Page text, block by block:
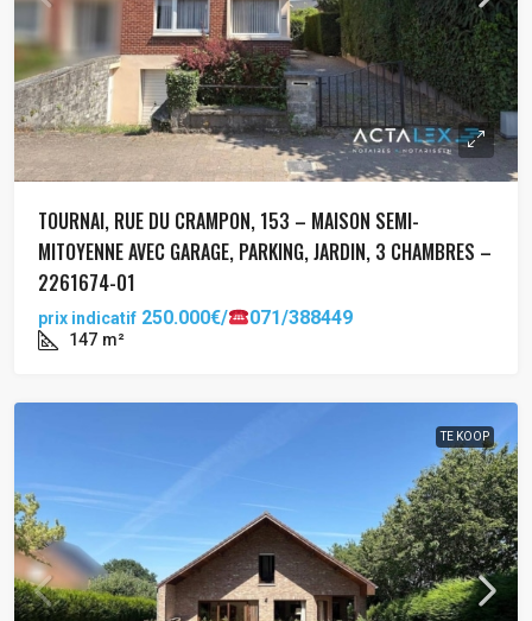
TOURNAI, RUE DU CRAMPON, 153 – MAISON SEMI-
MITOYENNE AVEC GARAGE, PARKING, JARDIN, 3 CHAMBRES –
2261674-01
prix indicatif 250.000€/ 071/388449
147 m²
TE KOOP